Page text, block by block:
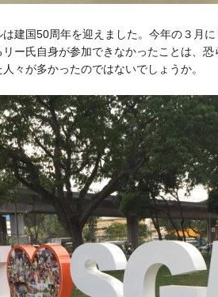
建国50周年を迎えました。今年の３月
ー氏自身が参加できなかったことは、
々が多かったのではないでしょうか。